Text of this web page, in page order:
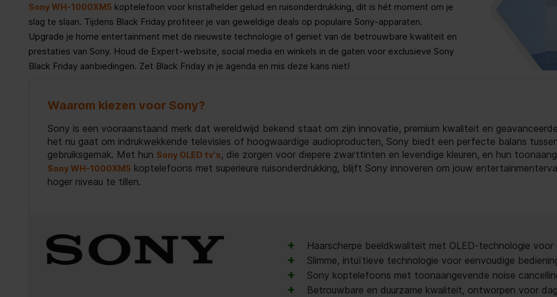
Sony WH-1000XM5 koptelefoon voor kristalhelder geluid en ruisonderdrukking, dit is hét moment om je
slag te slaan. Tijdens Black Friday profiteer je van geweldige deals op populaire Sony-apparaten.
Upgrade je home entertainment met de nieuwste technologie of geniet van de betrouwbare kwaliteit en
prestaties van Sony. Houd de Expert-website, social media en winkels in de gaten voor exclusieve Sony
Black Friday aanbiedingen. Zet Black Friday in je agenda en mis deze kans niet!
Waarom kiezen voor Sony?
Sony is een vooraanstaand merk dat wereldwijd bekend staat om zijn innovatie, premium kwaliteit en
het nu gaat om indrukwekkende televisies of hoogwaardige audioproducten, Sony biedt een perfecte balans
gebruiksgemak. Met hun Sony OLED tv's, die zorgen voor diepere zwarttinten en levendige kleuren, en hun
Sony WH-1000XM5 koptelefoons met superieure ruisonderdrukking, blijft Sony innoveren om jouw
hoger niveau te tillen.
+ Haarscherpe beeldkwaliteit met OLED-technologie voor
+ Slimme, intuïtieve technologie voor eenvoudige
+ Sony koptelefoons met toonaangevende noise
+ Betrouwbare en duurzame kwaliteit, ontworpen voor